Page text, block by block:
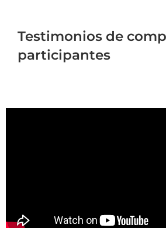
Testimonios de
participantes